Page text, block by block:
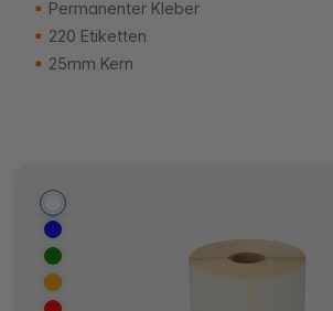
Permanenter Kleber
220 Etiketten
25mm Kern